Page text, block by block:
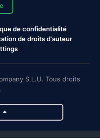
de confidentialité
de droits d'auteur
S.L.U. Tous droits